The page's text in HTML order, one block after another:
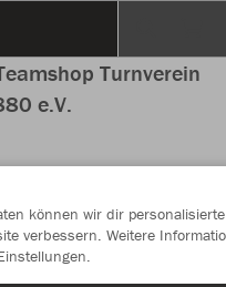
Turnverein
e.V.
können wir dir personalisierte
verbessern. Weitere